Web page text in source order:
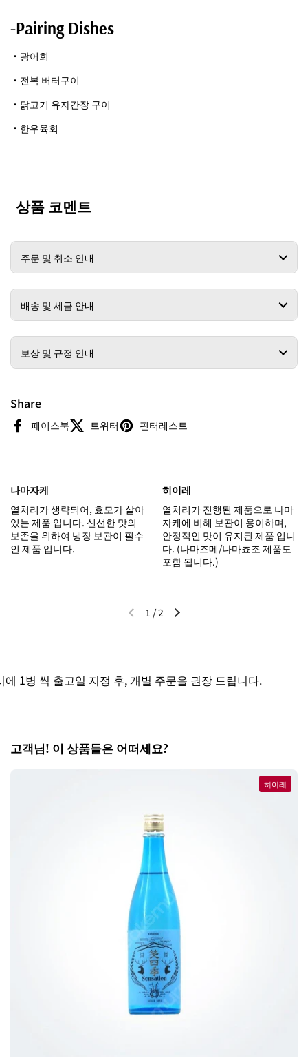
-Pairing Dishes
・광어회
・전복 버터구이
・닭고기 유자간장 구이
・한우육회
상품 코멘트
주문 및 취소 안내
배송 및 세금 안내
보상 및 규정 안내
Share
페이스북 트위터 핀터레스트
나마자케
열처리가 생략되어, 효모가 살아
있는 제품 입니다. 신선한 맛의
보존을 위하여 냉장 보관이 필수
인 제품 입니다.
히이레
열처리가 진행된 제품으로 나마
자케에 비해 보관이 용이하며,
안정적인 맛이 유지된 제품 입니
다. (나마즈메/나마쵸조 제품도
포함 됩니다.)
이전 슬라이드다음 슬라이드
1 /2
1병 씩 출고일 지정 후, 개별 주문을 권장 드립니다.
고객님! 이 상품들은 어떠세요?
히이레